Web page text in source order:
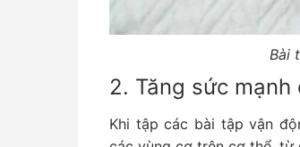
Bài
2. Tăng sức mạnh
Khi tập các bài tập vận